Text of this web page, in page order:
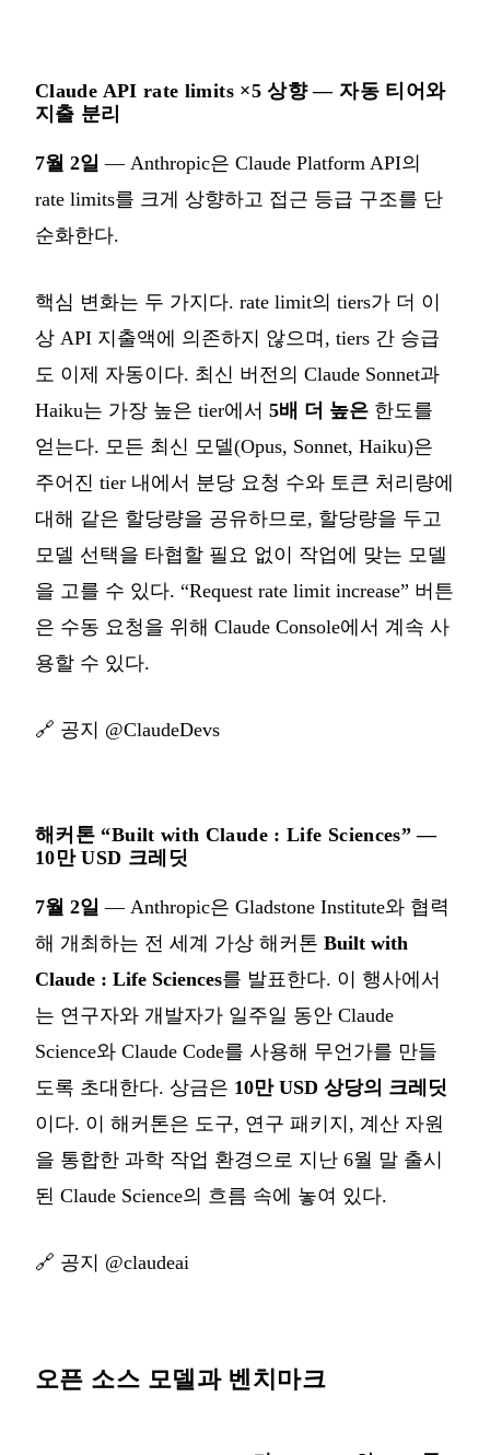
Claude API rate limits ×5 상향 — 자동 티어와
지출 분리
7월 2일 — Anthropic은 Claude Platform API의
rate limits를 크게 상향하고 접근 등급 구조를 단
순화한다.
핵심 변화는 두 가지다. rate limit의 tiers가 더 이
상 API 지출액에 의존하지 않으며, tiers 간 승급
도 이제 자동이다. 최신 버전의 Claude Sonnet과
Haiku는 가장 높은 tier에서 5배 더 높은 한도를
얻는다. 모든 최신 모델(Opus, Sonnet, Haiku)은
주어진 tier 내에서 분당 요청 수와 토큰 처리량에
대해 같은 할당량을 공유하므로, 할당량을 두고
모델 선택을 타협할 필요 없이 작업에 맞는 모델
을 고를 수 있다. “Request rate limit increase” 버튼
은 수동 요청을 위해 Claude Console에서 계속 사
용할 수 있다.
🔗 공지 @ClaudeDevs
해커톤 “Built with Claude : Life Sciences” —
10만 USD 크레딧
7월 2일 — Anthropic은 Gladstone Institute와 협력
해 개최하는 전 세계 가상 해커톤 Built with
Claude : Life Sciences를 발표한다. 이 행사에서
는 연구자와 개발자가 일주일 동안 Claude
Science와 Claude Code를 사용해 무언가를 만들
도록 초대한다. 상금은 10만 USD 상당의 크레딧
이다. 이 해커톤은 도구, 연구 패키지, 계산 자원
을 통합한 과학 작업 환경으로 지난 6월 말 출시
된 Claude Science의 흐름 속에 놓여 있다.
🔗 공지 @claudeai
오픈 소스 모델과 벤치마크